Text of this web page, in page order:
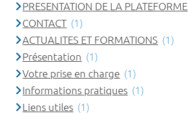
PRESENTATION DE LA PLATEFORME
CONTACT (1)
ACTUALITES ET FORMATIONS (1)
Présentation (1)
Votre prise en charge (1)
Informations pratiques (1)
Liens utiles (1)